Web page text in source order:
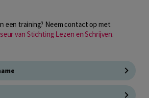
een training? Neem contact op met
van Stichting Lezen en Schrijven.